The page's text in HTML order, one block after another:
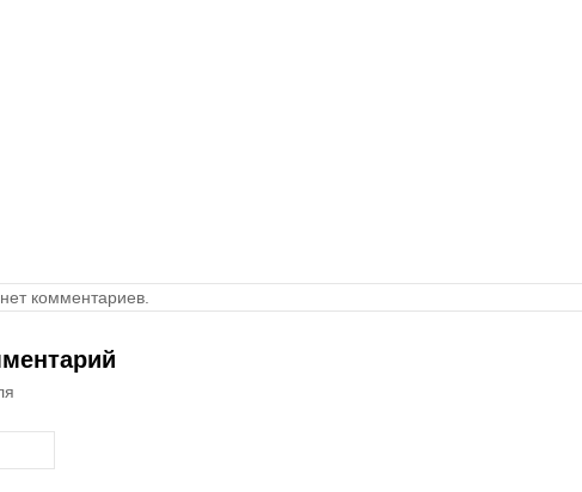
комментариев.